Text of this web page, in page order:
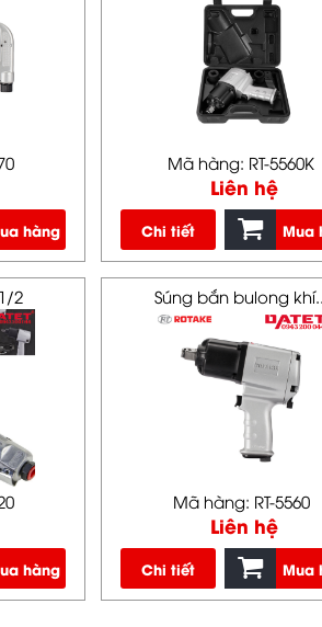
hàng
Mã hàng: RT-5560K
Liên hệ
Chi tiết Mua
2
hàng
Súng bắn bulong
Mã hàng: RT-5560
Liên hệ
Chi tiết Mua